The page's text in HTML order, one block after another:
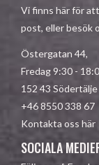
Vi finns här för
post, eller besök
Östergatan
Fredag 9:30 -
152 43
+46 8550
Kontakta oss här
SOCIALA